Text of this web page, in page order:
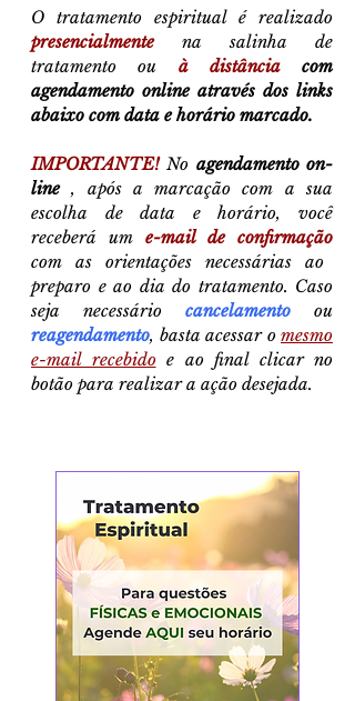
O tratamento espiritual é realizado
presencialmente
na salinha de
tratamento ou
à distância com
agendamento online através dos links
abaixo com data e horário marcado.
IMPORTANTE!No agendamento on-
line, após a marcação com a sua
escolha de data e horário, você
receberá um e-mail de confirmação
com as orientações necessárias ao
preparo e ao dia do tratamento. Caso
seja necessário cancelamento ou
reagendamento, basta acessar o mesmo
e-mail recebido e ao final clicar no
botão para realizar a ação desejada.